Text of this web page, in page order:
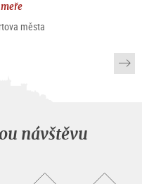
města
návštěvu